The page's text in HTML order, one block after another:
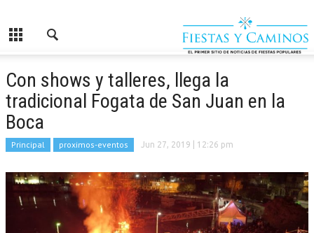
Con shows y talleres, llega la
tradicional Fogata de San Juan en la
Boca
Principal proximos-eventos Jun 27, 2019 | 12:26 pm